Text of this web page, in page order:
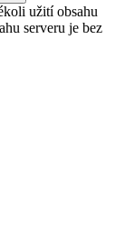
užití obsahu
serveru je bez